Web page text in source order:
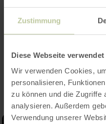
Zustimmung
Diese Webseite
Wir verwenden Cookies,
personalisieren,
zu können und die Zugriffe
analysieren. Außerdem
Verwendung unserer
Categories